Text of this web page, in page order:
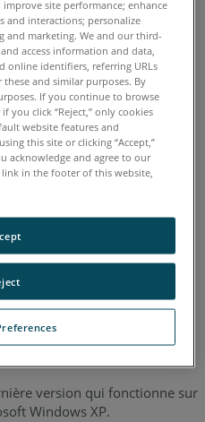
coréen espagnol
français
version qui fonctionne sur
Windows XP.
site performance; enhance
and interactions; personalize
and marketing. We and our third-
access information and data,
online identifiers, referring URLs
and similar purposes. By
If you continue to browse
you click “Reject,” only cookies
website features and
this site or clicking “Accept,”
acknowledge and agree to our
in the footer of this website,